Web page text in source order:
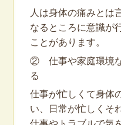
人は身体の痛みとは
なるところに意識が
ことがあります。
② 仕事や家庭環境
る
仕事が忙しくて身体
い、日常が忙しくそ